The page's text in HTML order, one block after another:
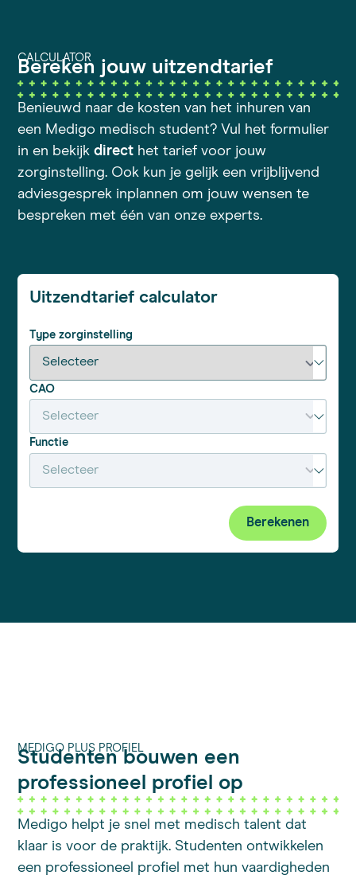
CALCULATOR
Bereken jouw uitzendtarief
Benieuwd naar de kosten van het inhuren van
een Medigo medisch student? Vul het formulier
in en bekijkdirect het tarief voor jouw
zorginstelling. Ook kun je gelijk een vrijblijvend
adviesgesprek inplannen om jouw wensen te
bespreken met één van onze experts.
Uitzendtarief calculator
Type zorginstelling
CAO
Functie
Berekenen
MEDIGO PLUS PROFIEL
Studenten bouwen een
professioneel profiel op
Medigo helpt je snel met medisch talent dat
klaar is voor de praktijk. Studenten ontwikkelen
een professioneel profiel met hun vaardigheden